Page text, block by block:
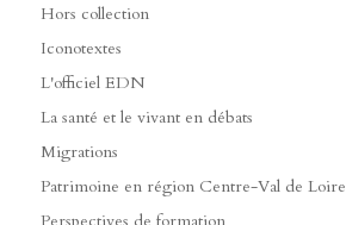
Hors collection
Iconotextes
L'officiel EDN
La santé et le vivant en débats
Migrations
Patrimoine en région Centre-Val de Loire